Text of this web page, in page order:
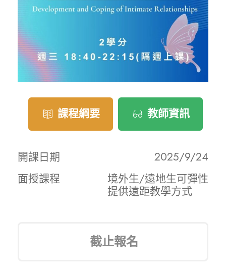
課程綱要 教師資訊
開課日期
2025/9/24
面授課程
境外生/遠地生可彈性
提供遠距教學方式
截止報名